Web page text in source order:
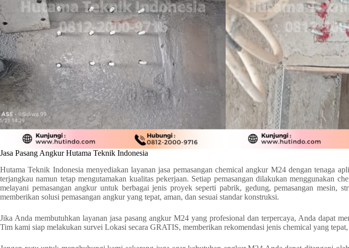
Jasa Pasang Angkur Hutama Teknik Indonesia
Hutama Teknik Indonesia menyediakan layanan jasa pemasangan chemical angkur M24 dengan tenaga
terjangkau namun tetap mengutamakan kualitas pekerjaan. Setiap pemasangan dilakukan menggunakan
melayani pemasangan angkur untuk berbagai jenis proyek seperti pabrik, gedung, pemasangan
memberikan solusi pemasangan angkur yang tepat, aman, dan sesuai standar konstruksi.
Jika Anda membutuhkan layanan jasa pasang angkur M24 yang profesional dan terpercaya, Anda dapat
Tim kami siap melakukan survei Lokasi secara GRATIS, memberikan rekomendasi jenis chemical yang